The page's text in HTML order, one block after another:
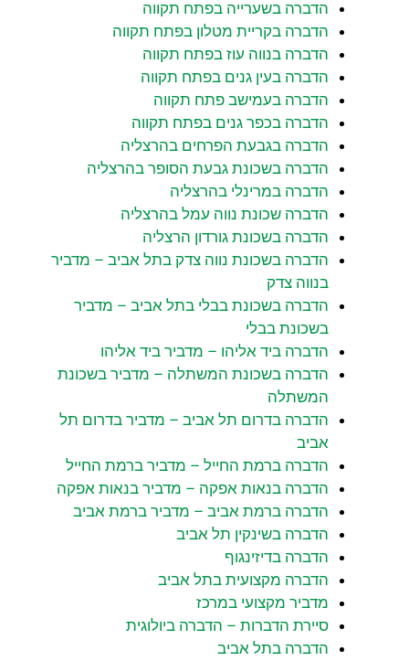
הדברה בשערייה בפתח תקווה
הדברה בקריית מטלון בפתח תקווה
הדברה בנווה עוז בפתח תקווה
הדברה בעין גנים בפתח תקווה
הדברה בעמישב פתח תקווה
הדברה בכפר גנים בפתח תקווה
הדברה בגבעת הפרחים בהרצליה
הדברה בשכונת גבעת הסופר בהרצליה
הדברה במרינלי בהרצליה
הדברה שכונת נווה עמל בהרצליה
הדברה בשכונת גורדון הרצליה
הדברה בשכונת נווה צדק בתל אביב – מדביר
בנווה צדק
הדברה בשכונת בבלי בתל אביב – מדביר
בשכונת בבלי
הדברה ביד אליהו – מדביר ביד אליהו
הדברה בשכונת המשתלה – מדביר בשכונת
המשתלה
הדברה בדרום תל אביב – מדביר בדרום תל
אביב
הדברה ברמת החייל – מדביר ברמת החייל
הדברה בנאות אפקה – מדביר בנאות אפקה
הדברה ברמת אביב – מדביר ברמת אביב
הדברה בשינקין תל אביב
הדברה בדיזינגוף
הדברה מקצועית בתל אביב
מדביר מקצועי במרכז
סיירת הדברות – הדברה ביולוגית
הדברה בתל אביב